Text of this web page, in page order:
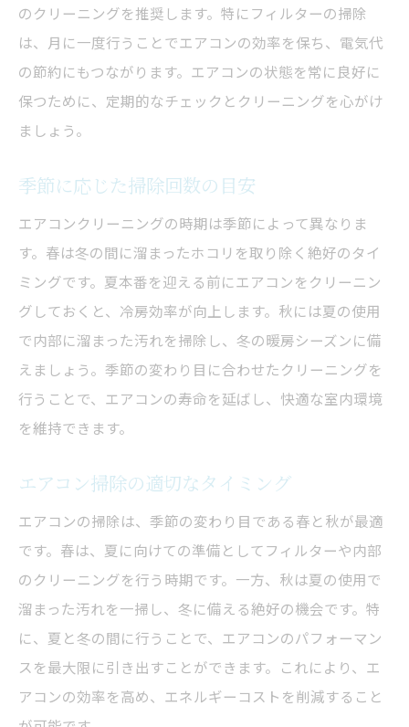
のクリーニングを推奨します。特にフィルターの掃除
は、月に一度行うことでエアコンの効率を保ち、電気代
の節約にもつながります。エアコンの状態を常に良好に
保つために、定期的なチェックとクリーニングを心がけ
ましょう。
季節に応じた掃除回数の目安
エアコンクリーニングの時期は季節によって異なりま
す。春は冬の間に溜まったホコリを取り除く絶好のタイ
ミングです。夏本番を迎える前にエアコンをクリーニン
グしておくと、冷房効率が向上します。秋には夏の使用
で内部に溜まった汚れを掃除し、冬の暖房シーズンに備
えましょう。季節の変わり目に合わせたクリーニングを
行うことで、エアコンの寿命を延ばし、快適な室内環境
を維持できます。
エアコン掃除の適切なタイミング
エアコンの掃除は、季節の変わり目である春と秋が最適
です。春は、夏に向けての準備としてフィルターや内部
のクリーニングを行う時期です。一方、秋は夏の使用で
溜まった汚れを一掃し、冬に備える絶好の機会です。特
に、夏と冬の間に行うことで、エアコンのパフォーマン
スを最大限に引き出すことができます。これにより、エ
アコンの効率を高め、エネルギーコストを削減すること